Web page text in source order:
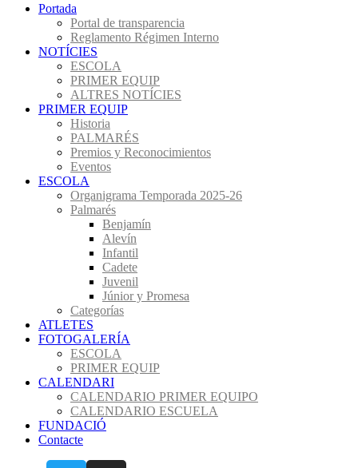
Portada
Portal de transparencia
Reglamento Régimen Interno
NOTÍCIES
ESCOLA
PRIMER EQUIP
ALTRES NOTÍCIES
PRIMER EQUIP
Historia
PALMARÉS
Premios y Reconocimientos
Eventos
ESCOLA
Organigrama Temporada 2025-26
Palmarés
Benjamín
Alevín
Infantil
Cadete
Juvenil
Júnior y Promesa
Categorías
ATLETES
FOTOGALERÍA
ESCOLA
PRIMER EQUIP
CALENDARI
CALENDARIO PRIMER EQUIPO
CALENDARIO ESCUELA
FUNDACIÓ
Contacte